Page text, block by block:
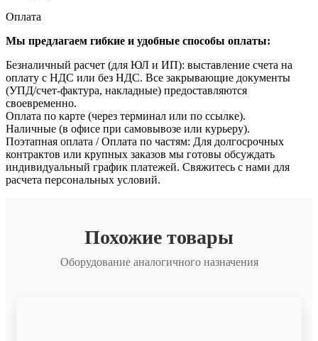
Оплата
Мы предлагаем гибкие и удобные способы оплаты:
Безналичный расчет (для ЮЛ и ИП): выставление счета на
оплату с НДС или без НДС. Все закрывающие документы
(УПД/счет-фактура, накладные) предоставляются
своевременно.
Оплата по карте (через терминал или по ссылке).
Наличные (в офисе при самовывозе или курьеру).
Поэтапная оплата / Оплата по частям: Для долгосрочных
контрактов или крупных заказов мы готовы обсуждать
индивидуальный график платежей. Свяжитесь с нами для
расчета персональных условий.
Похожие товары
Оборудование аналогичного назначения